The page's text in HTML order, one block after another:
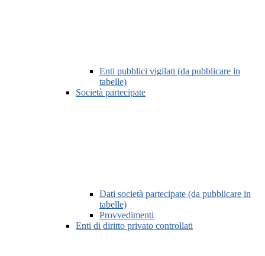
Enti pubblici vigilati (da pubblicare in
tabelle)
Società partecipate
Dati società partecipate (da pubblicare in
tabelle)
Provvedimenti
Enti di diritto privato controllati